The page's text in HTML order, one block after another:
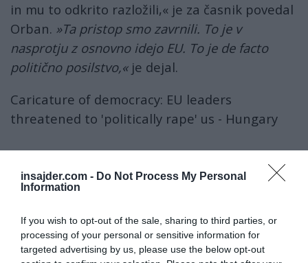
insajder.com - Do Not Process My Personal
Information
If you wish to opt-out of the sale, sharing to third parties, or
processing of your personal or sensitive information for
targeted advertising by us, please use the below opt-out
in mu to odkrito razložili,« je za časnik povedal
Orban. »Ta pristop smo zavrnili. To je v
nasprotju z osnovno idejo EU. To je de facto
politično posilstvo,«je dejal.
Caricature of democracy: EU leaders
threatened to 'politically rape' us - Hungary
Hungarian Prime Minister Viktor Orban that
they would crash the Hungarian economy if he
blocked a €50 billion for Ukraine'
https://t.co/WFgsu8bsE4